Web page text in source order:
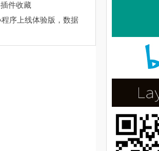
件收藏
序上线体验版，数据